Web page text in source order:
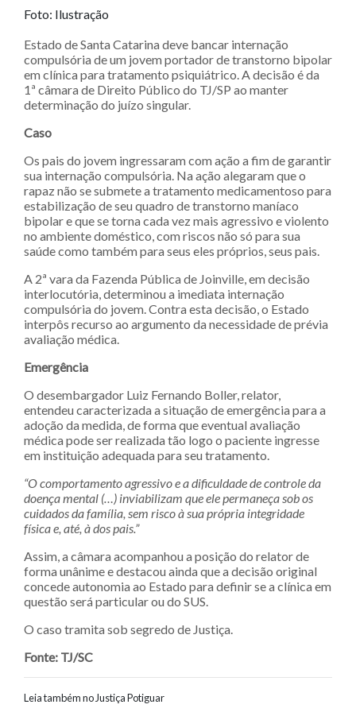
Foto: Ilustração
Estado de Santa Catarina deve bancar internação
compulsória de um jovem portador de transtorno bipolar
em clínica para tratamento psiquiátrico. A decisão é da
1ª câmara de Direito Público do TJ/SP ao manter
determinação do juízo singular.
Caso
Os pais do jovem ingressaram com ação a fim de garantir
sua internação compulsória. Na ação alegaram que o
rapaz não se submete a tratamento medicamentoso para
estabilização de seu quadro de transtorno maníaco
bipolar e que se torna cada vez mais agressivo e violento
no ambiente doméstico, com riscos não só para sua
saúde como também para seus eles próprios, seus pais.
A 2ª vara da Fazenda Pública de Joinville, em decisão
interlocutória, determinou a imediata internação
compulsória do jovem. Contra esta decisão, o Estado
interpôs recurso ao argumento da necessidade de prévia
avaliação médica.
Emergência
O desembargador Luiz Fernando Boller, relator,
entendeu caracterizada a situação de emergência para a
adoção da medida, de forma que eventual avaliação
médica pode ser realizada tão logo o paciente ingresse
em instituição adequada para seu tratamento.
“O comportamento agressivo e a dificuldade de controle da
doença mental (…) inviabilizam que ele permaneça sob os
cuidados da família, sem risco à sua própria integridade
física e, até, à dos pais.”
Assim, a câmara acompanhou a posição do relator de
forma unânime e destacou ainda que a decisão original
concede autonomia ao Estado para definir se a clínica em
questão será particular ou do SUS.
O caso tramita sob segredo de Justiça.
Fonte: TJ/SC
Leia também no Justiça Potiguar